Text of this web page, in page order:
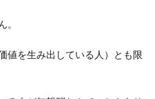
。
値を生み出している人）とも限